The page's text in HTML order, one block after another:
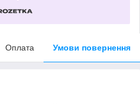
Оплата Умови повернення